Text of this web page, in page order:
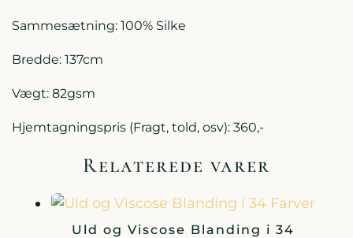
Sammesætning: 100% Silke
Bredde: 137cm
Vægt: 82gsm
Hjemtagningspris (Fragt, told, osv): 360,-
Relaterede varer
Uld og Viscose Blanding i 34